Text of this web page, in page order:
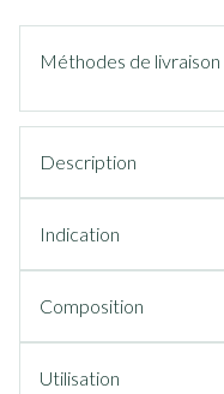
Méthodes de livraison
Description
Indication
Composition
Utilisation